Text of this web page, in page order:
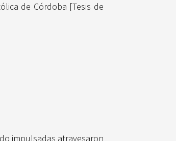
de Córdoba [Tesis de
impulsadas atravesaron